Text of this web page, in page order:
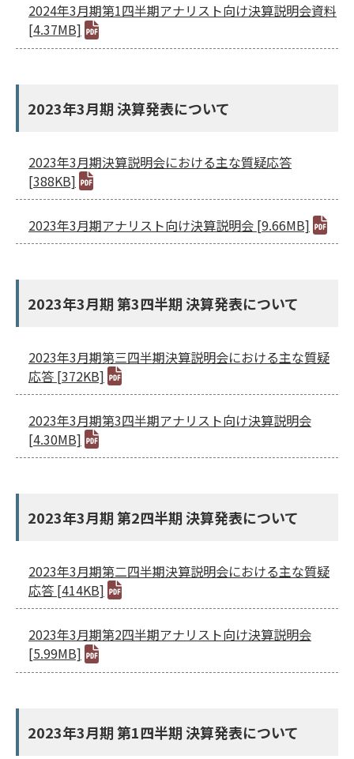
2024年3月期第1四半期アナリスト向け決算説明会資料
[4.37MB]
2023年3月期 決算発表について
2023年3月期決算説明会における主な質疑応答
[388KB]
2023年3月期アナリスト向け決算説明会 [9.66MB]
2023年3月期 第3四半期 決算発表について
2023年3月期第三四半期決算説明会における主な質疑
応答 [372KB]
2023年3月期第3四半期アナリスト向け決算説明会
[4.30MB]
2023年3月期 第2四半期 決算発表について
2023年3月期第二四半期決算説明会における主な質疑
応答 [414KB]
2023年3月期第2四半期アナリスト向け決算説明会
[5.99MB]
2023年3月期 第1四半期 決算発表について